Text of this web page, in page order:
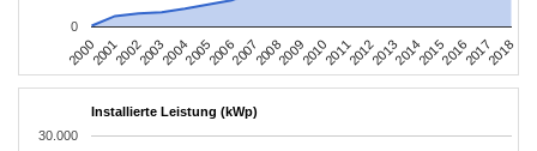
2000200120022003200420052006200720082009201020112012201320142015201620172018
0
Installierte Leistung (kWp)
30.000